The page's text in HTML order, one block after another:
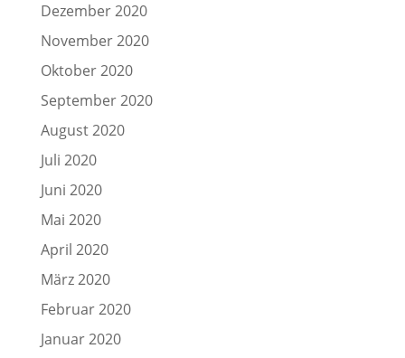
Dezember 2020
November 2020
Oktober 2020
September 2020
August 2020
Juli 2020
Juni 2020
Mai 2020
April 2020
März 2020
Februar 2020
Januar 2020